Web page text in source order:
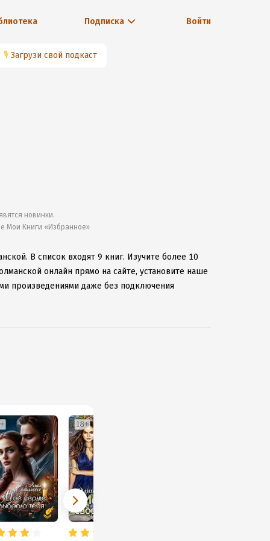
Подписка Войти
🎙 Загрузи свой подкаст
новинки.
Мои Книги «Избранное»
В список входят 9 книг. Изучите более 10
онлайн прямо на сайте, установите наше
произведениями даже без подключения